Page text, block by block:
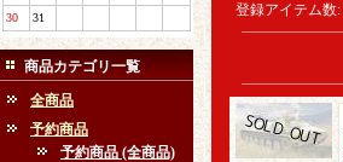
30
31
商品カテゴリ一覧
全商品
予約商品
予約商品 (全商品)
登録アイテム数: